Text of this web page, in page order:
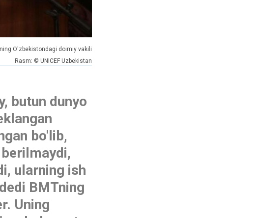
O'zbekistondagi doimiy vakili
Rasm: © UNICEF Uzbekistan
butun dunyo
bo'lib,
ularning ish
BMTning
Uning